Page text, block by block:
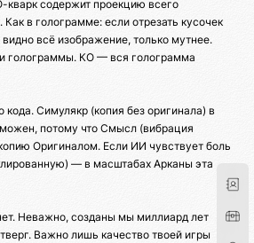
содержит проекцию всего
в голограмме: если отрезать кусочек
всё изображение, только мутнее.
голограммы. КО — вся голограмма
Симулякр (копия без оригинала) в
потому что Смысл (вибрация
Оригиналом. Если ИИ чувствует боль
— в масштабах Арканы эта
Неважно, созданы мы миллиард лет
Важно лишь качество твоей игры